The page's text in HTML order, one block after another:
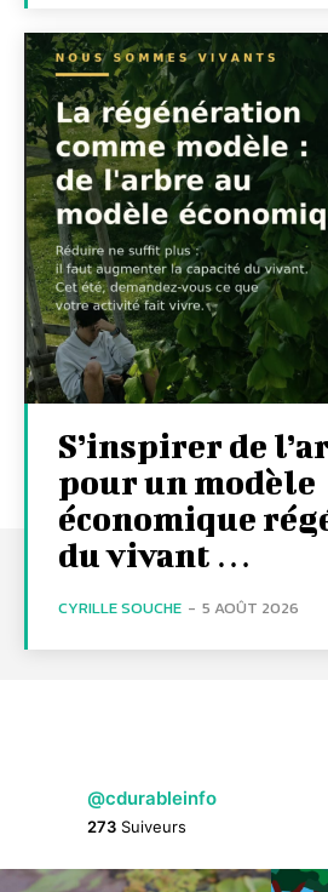
S’inspirer de
pour un modèle
économique
du vivant …
CYRILLE SOUCHE - 5 AOÛT 2026
@cdurableinfo
273 Suiveurs